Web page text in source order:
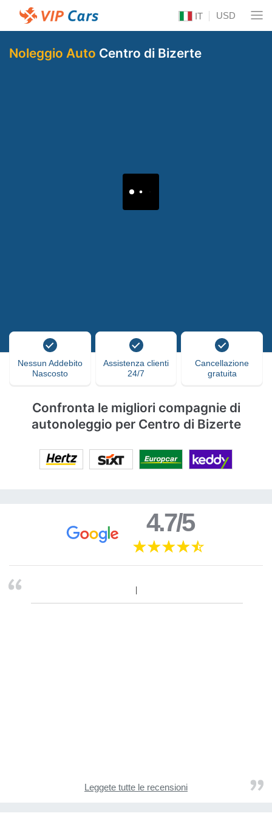
IT USD
Noleggio Auto Centro di Bizerte
Nessun Addebito
Nascosto
Assistenza clienti
24/7
Cancellazione
gratuita
Confronta le migliori compagnie di
autonoleggio per Centro di Bizerte
4.7/5
Leggete tutte le recensioni